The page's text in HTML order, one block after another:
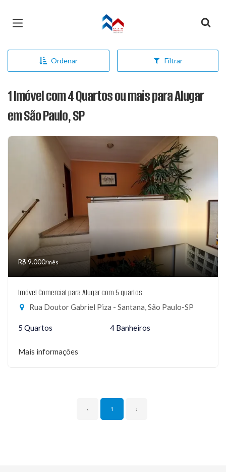
Página inicial
Ordenar Filtrar
1 Imóvel com 4 Quartos ou mais para Alugar
em São Paulo, SP
R$ 9.000/mês
Imóvel Comercial para Alugar com 5 quartos
Rua Doutor Gabriel Piza - Santana, São Paulo-SP
5 Quartos 4 Banheiros
Mais informações
‹ 1 ›